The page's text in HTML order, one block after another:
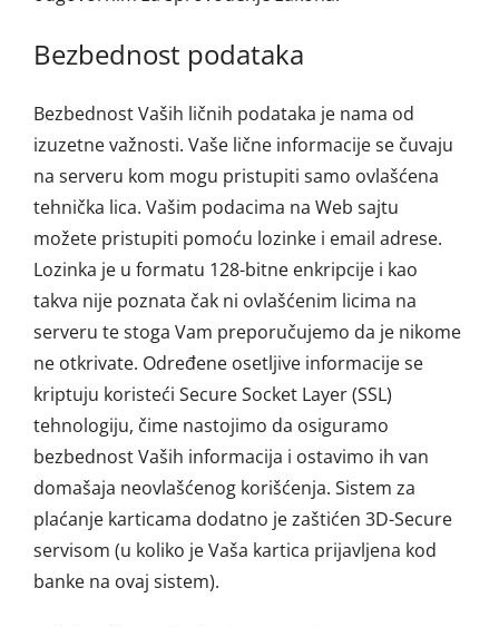
Bezbednost podataka
Bezbednost Vaših ličnih podataka je nama od
izuzetne važnosti. Vaše lične informacije se čuvaju
na serveru kom mogu pristupiti samo ovlašćena
tehnička lica. Vašim podacima na Web sajtu
možete pristupiti pomoću lozinke i email adrese.
Lozinka je u formatu 128-bitne enkripcije i kao
takva nije poznata čak ni ovlašćenim licima na
serveru te stoga Vam preporučujemo da je nikome
ne otkrivate. Određene osetljive informacije se
kriptuju koristeći Secure Socket Layer (SSL)
tehnologiju, čime nastojimo da osiguramo
bezbednost Vaših informacija i ostavimo ih van
domašaja neovlašćenog korišćenja. Sistem za
plaćanje karticama dodatno je zaštićen 3D-Secure
servisom (u koliko je Vaša kartica prijavljena kod
banke na ovaj sistem).